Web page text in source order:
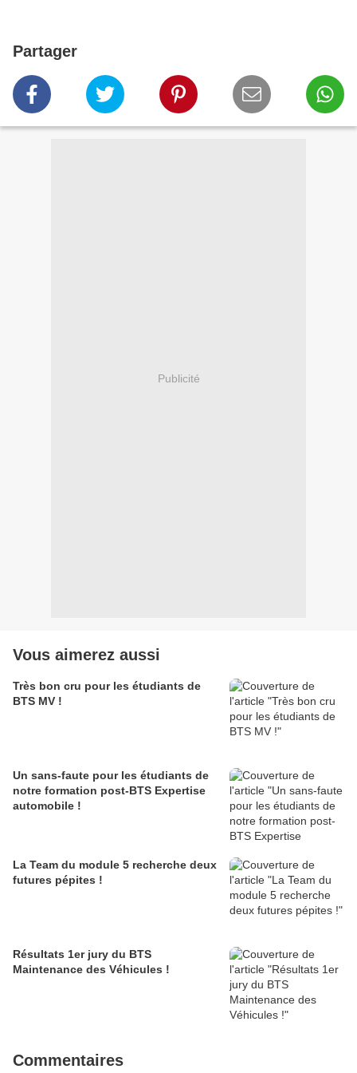
Partager
Publicité
Vous aimerez aussi
Très bon cru pour les étudiants de
BTS MV !
Un sans-faute pour les étudiants de
notre formation post-BTS Expertise
automobile !
La Team du module 5 recherche deux
futures pépites !
Résultats 1er jury du BTS
Maintenance des Véhicules !
Commentaires